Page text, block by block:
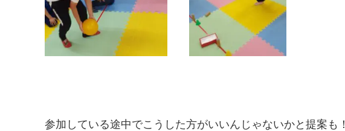
参加している途中でこうした方がいいんじゃないかと提案も！